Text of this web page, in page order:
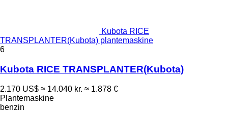
Kubota RICE
TRANSPLANTER(Kubota) plantemaskine
6
Kubota RICE TRANSPLANTER(Kubota)
2.170 US$ ≈ 14.040 kr. ≈ 1.878 €
Plantemaskine
benzin